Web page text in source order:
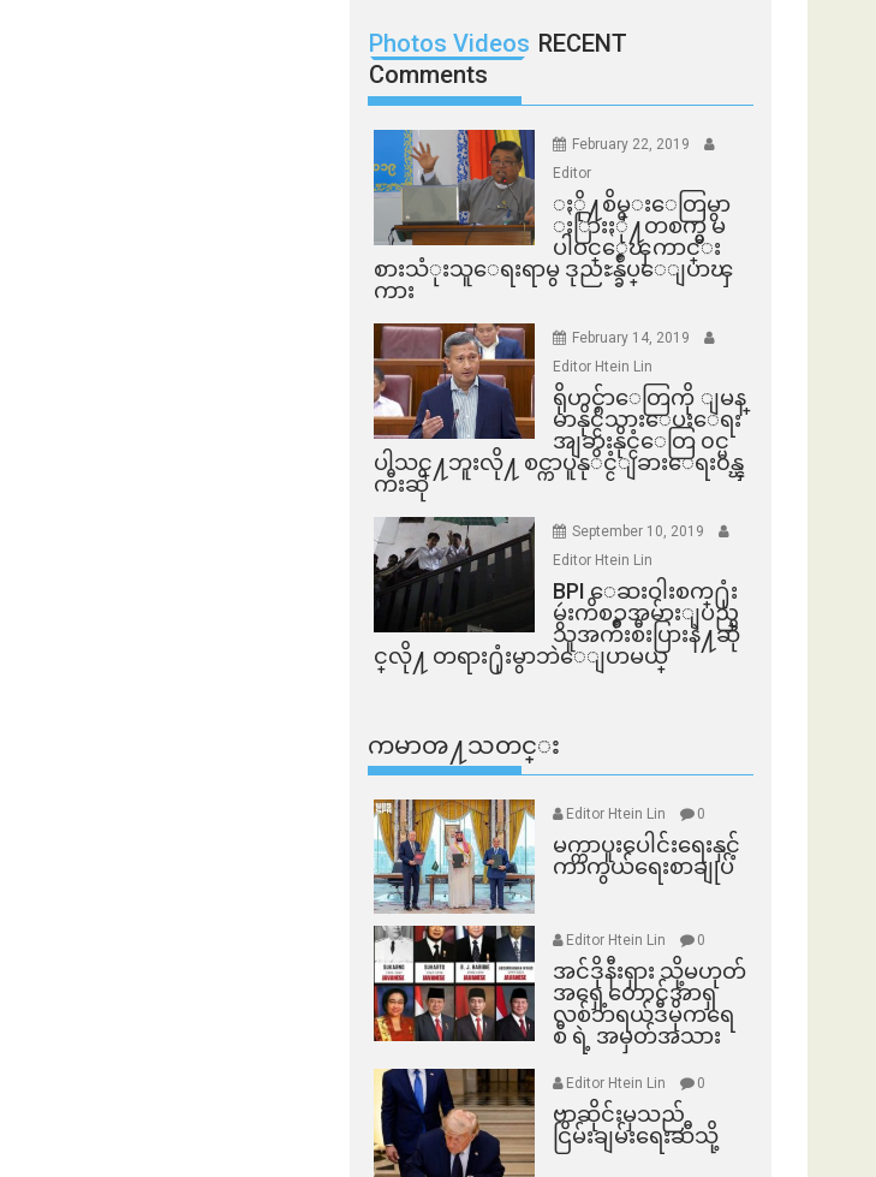
Photos Videos RECENT
Comments
February 22, 2019
Editor
ႏို႔စိမ္းေတြမွာ
ႏြားႏို႔တစက္မွ မ
ပါဝင္ေၾကာင္း
စားသံုးသူေရးရာမွ ဒုညႊန္ခ်ဳပ္ေျပာၾ
ကား
February 14, 2019
Editor Htein Lin
ရိုဟင္ဂ်ာေတြကို ျမန္
မာနိုင္ငံသားေပးေရး
အျခားနိုင္ငံေတြ ၀င္မ
ပါသင္႔ဘူးလို႔ စင္ကာပူနုိင္ငံျခားေရး၀န္ၾ
ကီးဆို
September 10, 2019
Editor Htein Lin
BPI ​ေဆးဝါးစက္​႐ုံး
မွဴးကိစၥအမ်ားျပည္​
သူအက်ိဳးစီးပြားနဲ႔ဆို
င္​လို႔ တရား႐ုံးမွာဘဲေျပာမယ္​
ကမာၻ႔သတင္း
Editor Htein Lin 0
မက္ကာပူးပေါင်းရေးနှင့်
ကာကွယ်ရေးစာချုပ်
Editor Htein Lin 0
အင်ဒိုနီးရှား သို့မဟုတ်
အရှေ့တောင်အာရှ
လစ်ဘရယ်ဒီမိုကရေ
စီ ရဲ့ အမှတ်အသား
Editor Htein Lin 0
ဗာဆိုင်းမှသည်
ငြိမ်းချမ်းရေးဆီသို့